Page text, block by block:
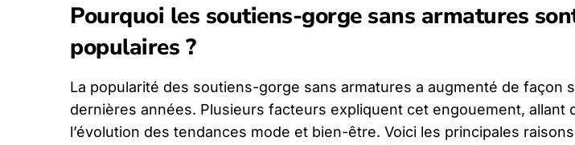
Pourquoi les soutiens-gorge sans armatures
populaires ?
La popularité des soutiens-gorge sans armatures a augmenté de façon
dernières années. Plusieurs facteurs expliquent cet engouement, allant
l’évolution des tendances mode et bien-être. Voici les principales